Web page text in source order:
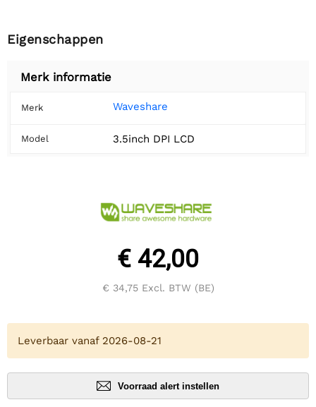
Eigenschappen
Merk informatie
Merk Waveshare
Model 3.5inch DPI LCD
€ 42,00
€ 34,75Excl. BTW (BE)
Leverbaar vanaf 2026-08-21
Voorraad alert instellen